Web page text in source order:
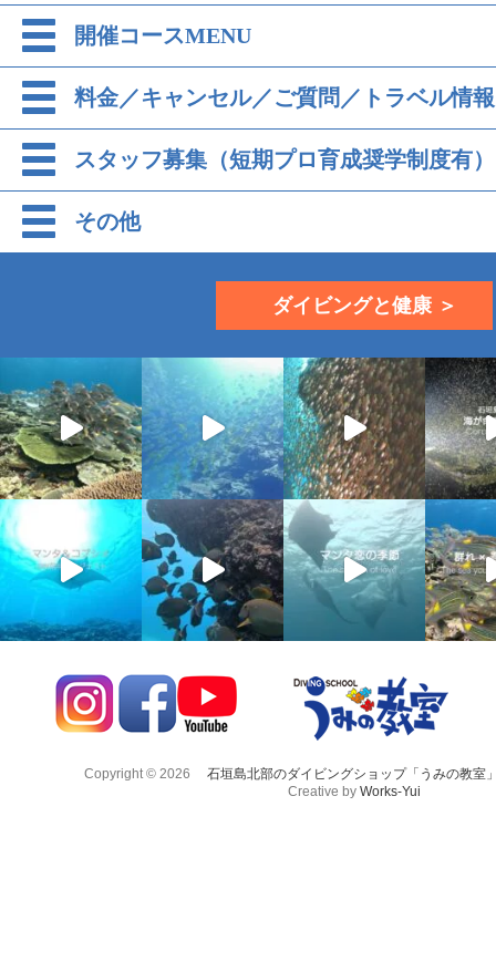
開催コースMENU
料金／キャンセル／ご質問／トラベル情報
スタッフ募集（短期プロ育成奨学制度有）
その他
ダイビングと健康 ＞
Copyright © 2026
石垣島北部のダイビングショップ「うみの教室
Creative by Works-Yui